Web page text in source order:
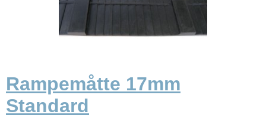
Rampemåtte 17mm
Standard